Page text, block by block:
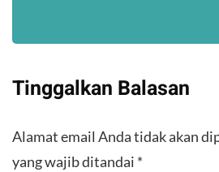
Tinggalkan Balasan
Alamat email Anda tidak akan
yang wajib ditandai *